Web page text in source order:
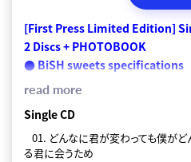
[First Press Limited Edition]
2 Discs + PHOTOBOOK
● BiSH sweets specifications
● 100P luxury photo book
inside stories by BiSH
read more
Single CD
01. どんなに君が変わっても僕が
る君に会うため
Single CD
01. どんなに君が変わっても僕がど
る君に会うため
02. ハッピーエンドじゃなくても
2021.09.23 BiSH SPARKS “Get out of
01. どんなに君が変わっても僕が
る君に会うため